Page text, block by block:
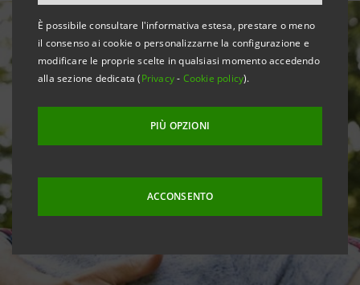
È possibile consultare l'informativa estesa, prestare o meno
il consenso ai cookie o personalizzarne la configurazione e
modificare le proprie scelte in qualsiasi momento accedendo
alla sezione dedicata (Privacy- Cookie policy).
PIÙ OPZIONI
ACCONSENTO